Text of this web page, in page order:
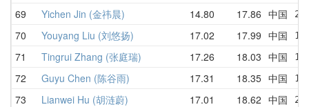
69 Yichen Jin (金祎晨) 14.80 17.86 中国
70 Youyang Liu (刘悠扬) 17.02 17.99 中国
71 Tingrui Zhang (张庭瑞) 17.26 18.03 中国
72 Guyu Chen (陈谷雨) 17.31 18.35 中国
73 Lianwei Hu (胡涟蔚) 17.01 18.62 中国